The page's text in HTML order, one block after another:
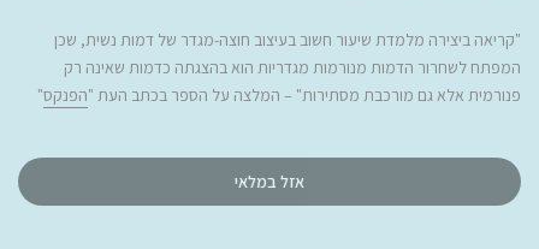
"קריאה ביצירה מלמדת שיעור חשוב בעיצוב חוצה-מגדר של דמות נשית, שכן
המפתח לשחרור הדמות מנורמות מגדריות הוא בהצגתה כדמות שאינה רק
פנורמית אלא גם מורכבת מסתירות" – המלצה על הספר בכתב העת "הפנקס"
אזל במלאי